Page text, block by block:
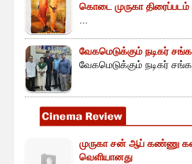
கொடை முருகா திரைப்படம்
...
வேகமெடுக்கும் நடிகர்
வேகமெடுக்கும் நடிகர்
முருகா சன் ஆப் கண்ணு
வெளியானது